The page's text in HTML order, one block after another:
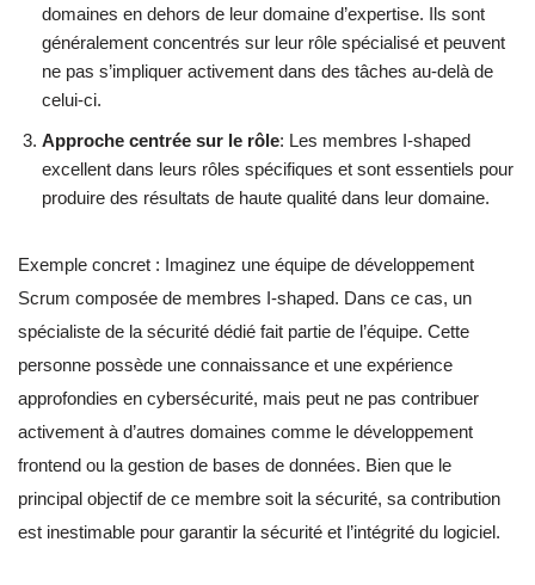
domaines en dehors de leur domaine d’expertise. Ils sont
généralement concentrés sur leur rôle spécialisé et peuvent
ne pas s’impliquer activement dans des tâches au-delà de
celui-ci.
Approche centrée sur le rôle: Les membres I-shaped
excellent dans leurs rôles spécifiques et sont essentiels pour
produire des résultats de haute qualité dans leur domaine.
Exemple concret : Imaginez une équipe de développement
Scrum composée de membres I-shaped. Dans ce cas, un
spécialiste de la sécurité dédié fait partie de l’équipe. Cette
personne possède une connaissance et une expérience
approfondies en cybersécurité, mais peut ne pas contribuer
activement à d’autres domaines comme le développement
frontend ou la gestion de bases de données. Bien que le
principal objectif de ce membre soit la sécurité, sa contribution
est inestimable pour garantir la sécurité et l’intégrité du logiciel.